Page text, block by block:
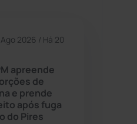
(1504)
(120)
2026 / Há 20
apreende
de
e prende
após fuga
do Pires